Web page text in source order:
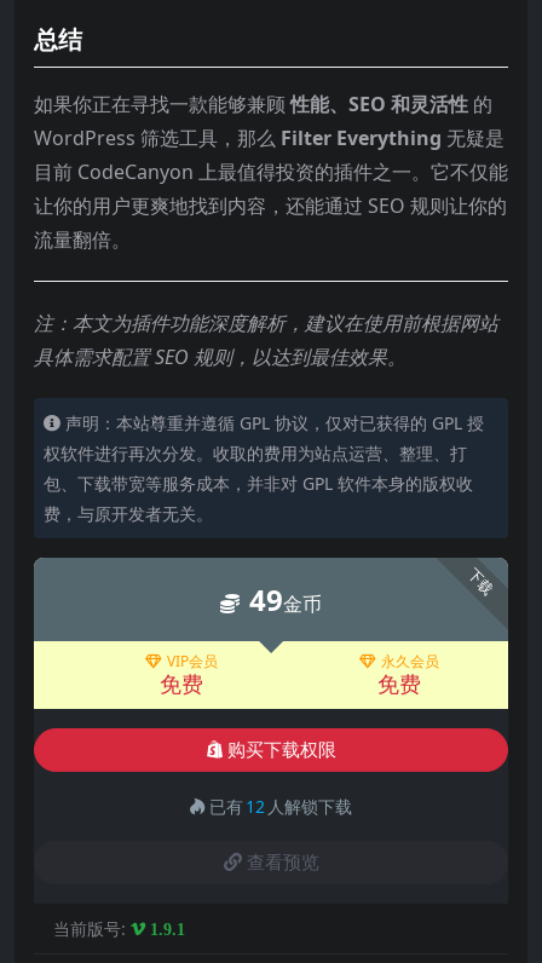
总结
如果你正在寻找一款能够兼顾性能、SEO 和灵活性 的
WordPress 筛选工具，那么 Filter Everything 无疑是
目前 CodeCanyon 上最值得投资的插件之一。它不仅能
让你的用户更爽地找到内容，还能通过 SEO 规则让你的
流量翻倍。
注：本文为插件功能深度解析，建议在使用前根据网站
具体需求配置 SEO 规则，以达到最佳效果。
声明：本站尊重并遵循 GPL 协议，仅对已获得的 GPL 授
权软件进行再次分发。收取的费用为站点运营、整理、打
包、下载带宽等服务成本，并非对 GPL 软件本身的版权收
费，与原开发者无关。
下载
49金币
VIP会员
免费
永久会员
免费
购买下载权限
已有12 人解锁下载
查看预览
当前版号: 1.9.1